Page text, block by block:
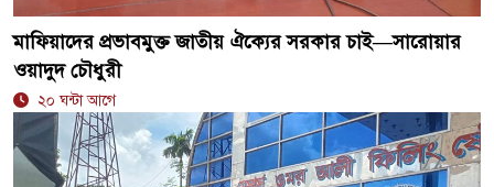
মাফিয়াদের প্রভাবমুক্ত জাতীয় ঐক্যের সরকার চাই—সারোয়ার
ওয়াদুদ চৌধুরী
২০ ঘন্টা আগে